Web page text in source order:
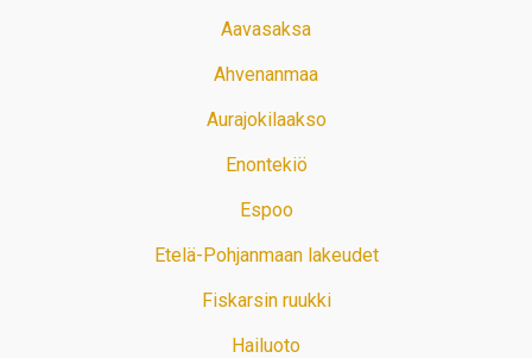
Aavasaksa
Ahvenanmaa
Aurajokilaakso
Enontekiö
Espoo
Etelä-Pohjanmaan lakeudet
Fiskarsin ruukki
Hailuoto